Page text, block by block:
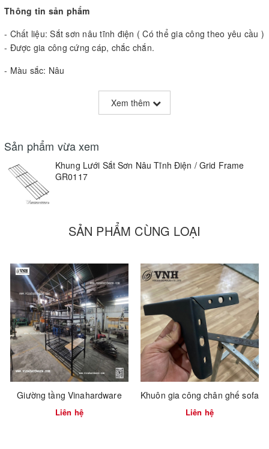
Thông tin sản phẩm
- Chất liệu: Sắt sơn nâu tĩnh điện ( Có thể gia công theo yêu cầu )
- Được gia công cứng cáp, chắc chắn.
- Màu sắc: Nâu
- Kích thước: Bảng vẽ đính kèm
Khung lưới sắt sơn nâu tĩnh điện
GR0116
920x155x55mm
Xem thêm
Sản phẩm vừa xem
Khung Lưới Sắt Sơn Nâu Tĩnh Điện / Grid Frame
GR0117
SẢN PHẨM CÙNG LOẠI
Giường tầng Vinahardware
Liên hệ
Khuôn gia công chân ghế sofa
Liên hệ